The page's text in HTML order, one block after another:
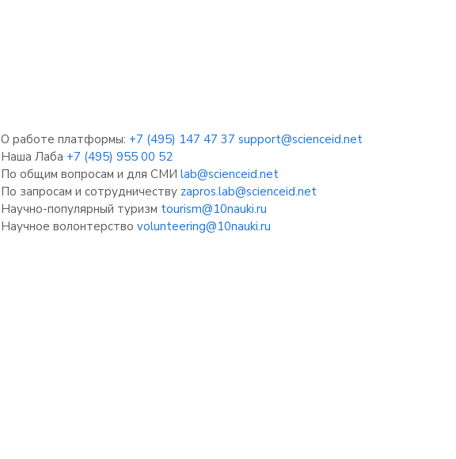
О работе платформы: +7 (495) 147 47 37 support@scienceid.net
Наша Лаба +7 (495) 955 00 52
По общим вопросам и для СМИ lab@scienceid.net
По запросам и сотрудничеству zapros.lab@scienceid.net
Научно-популярный туризм tourism@10nauki.ru
Научное волонтерство volunteering@10nauki.ru